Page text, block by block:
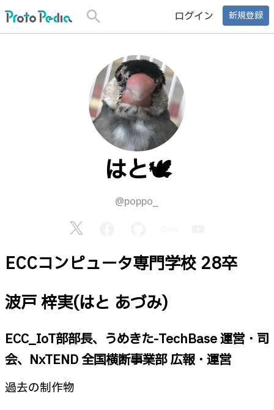
search ログイン 新規登録
はと🕊️
@poppo_
ECCコンピュータ専門学校 28卒
波戸 梓実(はと あづみ)
ECC_IoT部部長、うめきた-TechBase 運営・司
会、NxTEND 全国横断事業部 広報・運営
過去の制作物